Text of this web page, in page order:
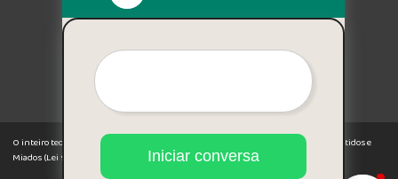
Mapa do site
O inteiro teor deste site está sujeito à proteção de direitos autorais. Copyright© Latidos e
Miados (Lei 9610 de 19/02/1998)
Iniciar conversa